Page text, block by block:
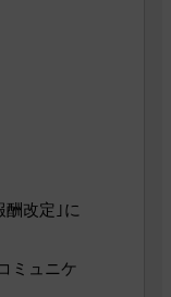
改定｣に
ミュニケ